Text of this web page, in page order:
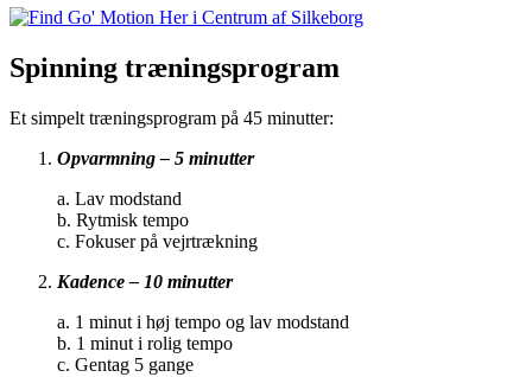
Spinning træningsprogram
Et simpelt træningsprogram på 45 minutter:
Opvarmning – 5 minutter
a. Lav modstand
b. Rytmisk tempo
c. Fokuser på vejrtrækning
Kadence – 10 minutter
a. 1 minut i høj tempo og lav modstand
b. 1 minut i rolig tempo
c. Gentag 5 gange